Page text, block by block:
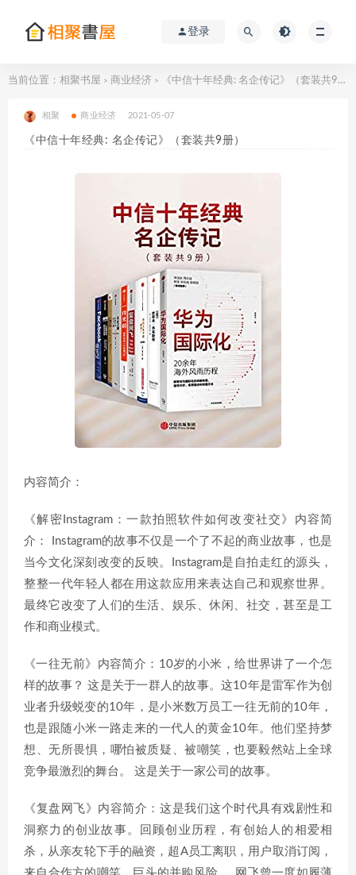
登录
当前位置： 相聚书屋 > 商业经济 > 《中信十年经典: 名企传记》（套装共9册）
相聚 商业经济 2021-05-07
《中信十年经典: 名企传记》（套装共9册）
内容简介：
《解密Instagram：一款拍照软件如何改变社交》内容简
介： Instagram的故事不仅是一个了不起的商业故事，也是
当今文化深刻改变的反映。Instagram是自拍走红的源头，
整整一代年轻人都在用这款应用来表达自己和观察世界。
最终它改变了人们的生活、娱乐、休闲、社交，甚至是工
作和商业模式。
《一往无前》内容简介：10岁的小米，给世界讲了一个怎
样的故事？ 这是关于一群人的故事。这10年是雷军作为创
业者升级蜕变的10年，是小米数万员工一往无前的10年，
也是跟随小米一路走来的一代人的黄金10年。他们坚持梦
想、无所畏惧，哪怕被质疑、被嘲笑，也要毅然站上全球
竞争最激烈的舞台。 这是关于一家公司的故事。
《复盘网飞》内容简介：这是我们这个时代具有戏剧性和
洞察力的创业故事。回顾创业历程，有创始人的相爱相
杀，从亲友轮下手的融资，超A员工离职，用户取消订阅，